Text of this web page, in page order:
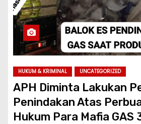
HUKUM & KRIMINAL UNCATEGORIZED
APH Diminta Lakukan
Penindakan Atas
Hukum Para Mafia GAS